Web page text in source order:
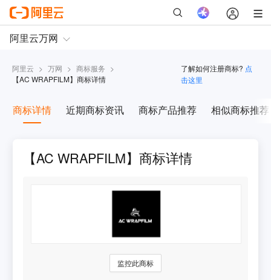
阿里云 > 万网 > 商标服务 >
【AC WRAPFILM】商标详情
了解如何注册商标? 点
击这里
商标详情 近期商标资讯 商标产品推荐 相似商标推荐
【AC WRAPFILM】商标详情
监控此商标